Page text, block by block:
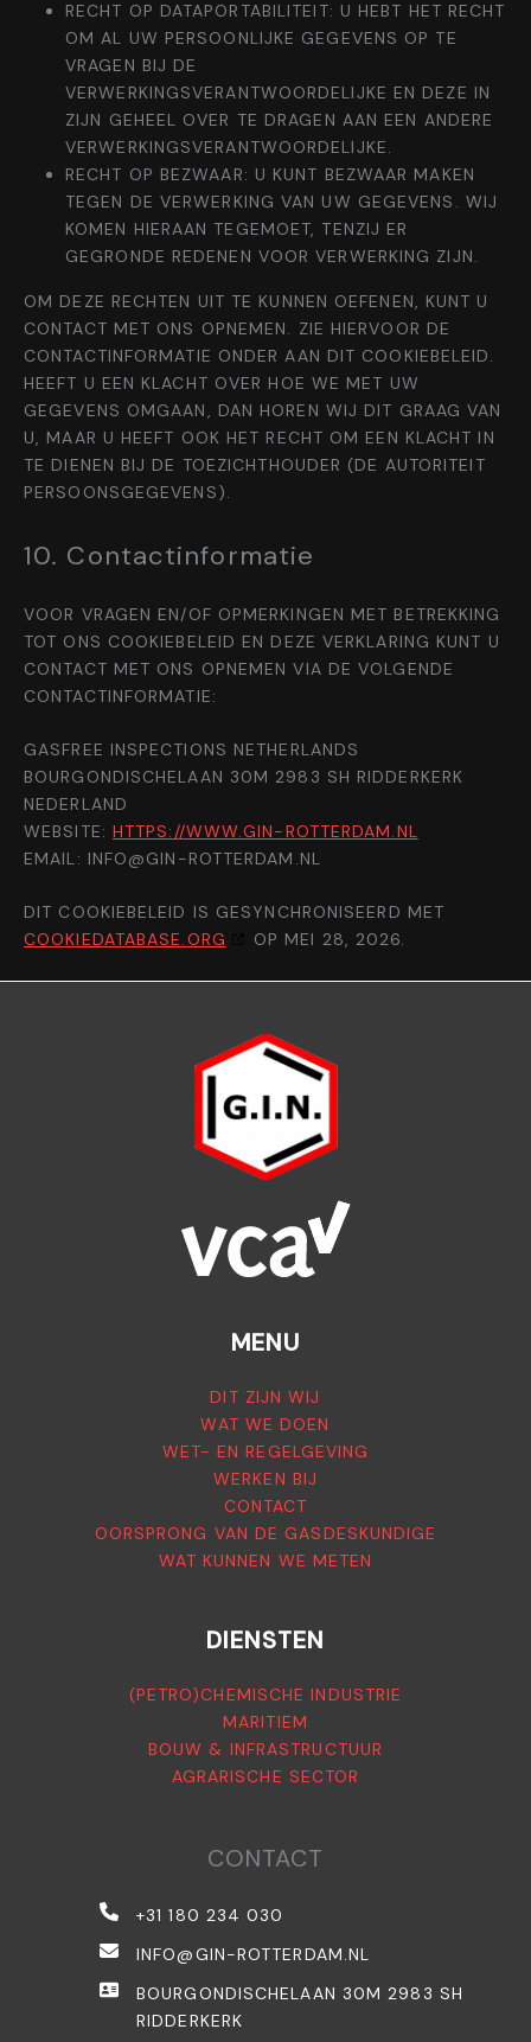
RECHT OP DATAPORTABILITEIT: U HEBT HET RECHT
OM AL UW PERSOONLIJKE GEGEVENS OP TE
VRAGEN BIJ DE
VERWERKINGSVERANTWOORDELIJKE EN DEZE IN
ZIJN GEHEEL OVER TE DRAGEN AAN EEN ANDERE
VERWERKINGSVERANTWOORDELIJKE.
RECHT OP BEZWAAR: U KUNT BEZWAAR MAKEN
TEGEN DE VERWERKING VAN UW GEGEVENS. WIJ
KOMEN HIERAAN TEGEMOET, TENZIJ ER
GEGRONDE REDENEN VOOR VERWERKING ZIJN.
OM DEZE RECHTEN UIT TE KUNNEN OEFENEN, KUNT U
CONTACT MET ONS OPNEMEN. ZIE HIERVOOR DE
CONTACTINFORMATIE ONDER AAN DIT COOKIEBELEID.
HEEFT U EEN KLACHT OVER HOE WE MET UW
GEGEVENS OMGAAN, DAN HOREN WIJ DIT GRAAG VAN
U, MAAR U HEEFT OOK HET RECHT OM EEN KLACHT IN
TE DIENEN BIJ DE TOEZICHTHOUDER (DE AUTORITEIT
PERSOONSGEGEVENS).
10. Contactinformatie
VOOR VRAGEN EN/OF OPMERKINGEN MET BETREKKING
TOT ONS COOKIEBELEID EN DEZE VERKLARING KUNT U
CONTACT MET ONS OPNEMEN VIA DE VOLGENDE
CONTACTINFORMATIE:
GASFREE INSPECTIONS NETHERLANDS
BOURGONDISCHELAAN 30M 2983 SH RIDDERKERK
NEDERLAND
WEBSITE: HTTPS://WWW.GIN-ROTTERDAM.NL
EMAIL: INFO@GIN-ROTTERDAM.NL
DIT COOKIEBELEID IS GESYNCHRONISEERD MET
COOKIEDATABASE.ORG
OP MEI 28, 2026.
MENU
DIT ZIJN WIJ
WAT WE DOEN
WET- EN REGELGEVING
WERKEN BIJ
CONTACT
OORSPRONG VAN DE GASDESKUNDIGE
WAT KUNNEN WE METEN
DIENSTEN
(PETRO)CHEMISCHE INDUSTRIE
MARITIEM
BOUW & INFRASTRUCTUUR
AGRARISCHE SECTOR
CONTACT
+31 180 234 030
INFO@GIN-ROTTERDAM.NL
BOURGONDISCHELAAN 30M 2983 SH
RIDDERKERK